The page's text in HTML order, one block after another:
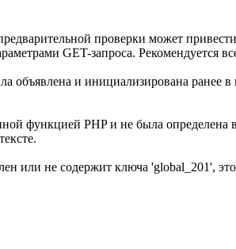
проверки может
GET-запроса. Рекомендуется
объявлена и инициализирована ранее
функцией PHP и не была
или не содержит ключа 'global_201',